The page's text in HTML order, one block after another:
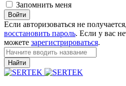
Запомнить меня
Войти
Если авторизоваться не
восстановить пароль. Если у вас
можете зарегистрироваться.
Найти